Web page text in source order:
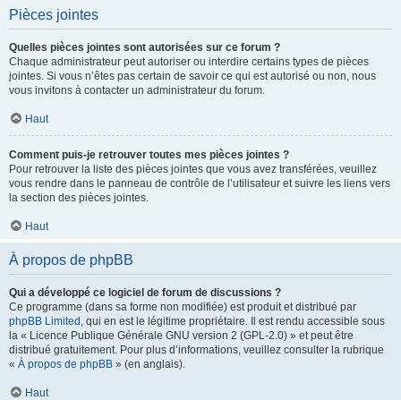
Pièces jointes
Quelles pièces jointes sont autorisées sur ce forum ?
Chaque administrateur peut autoriser ou interdire certains types de pièces
jointes. Si vous n’êtes pas certain de savoir ce qui est autorisé ou non, nous
vous invitons à contacter un administrateur du forum.
Haut
Comment puis-je retrouver toutes mes pièces jointes ?
Pour retrouver la liste des pièces jointes que vous avez transférées, veuillez
vous rendre dans le panneau de contrôle de l’utilisateur et suivre les liens vers
la section des pièces jointes.
Haut
À propos de phpBB
Qui a développé ce logiciel de forum de discussions ?
Ce programme (dans sa forme non modifiée) est produit et distribué par
phpBB Limited , qui en est le légitime propriétaire. Il est rendu accessible sous
la « Licence Publique Générale GNU version 2 (GPL-2.0) » et peut être
distribué gratuitement. Pour plus d’informations, veuillez consulter la rubrique
« À propos de phpBB » (en anglais).
Haut